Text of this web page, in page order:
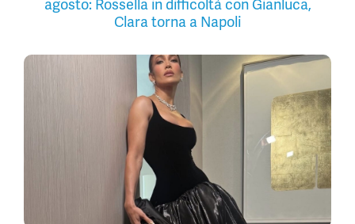
agosto: Rossella in difficoltà con Gianluca,
Clara torna a Napoli